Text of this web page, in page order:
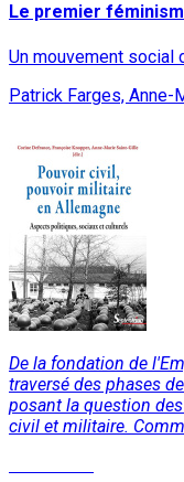
Le premier
Un mouvement social
Patrick Farges, Anne-
De la fondation de
traversé des phases
posant la question
civil et militaire.